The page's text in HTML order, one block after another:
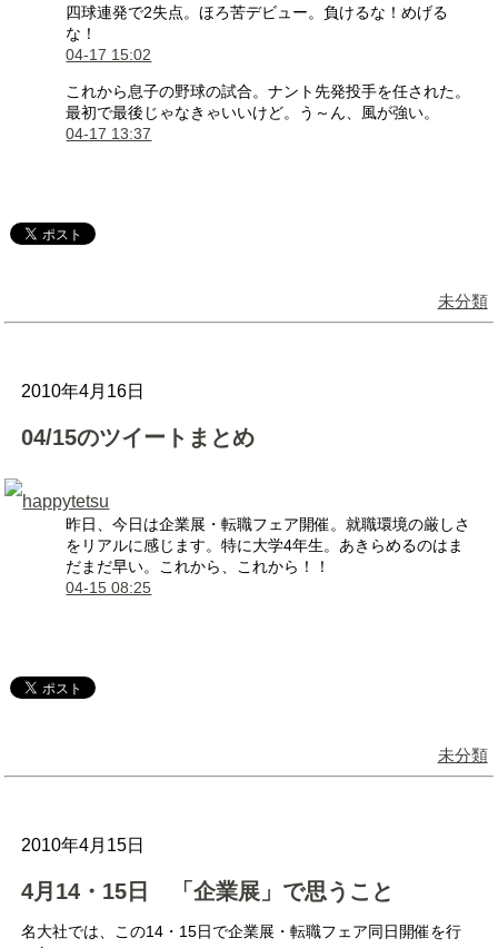
四球連発で2失点。ほろ苦デビュー。負けるな！めげる
な！
04-17 15:02
これから息子の野球の試合。ナント先発投手を任された。
最初で最後じゃなきゃいいけど。う～ん、風が強い。
04-17 13:37
未分類
2010年4月16日
04/15のツイートまとめ
happytetsu
昨日、今日は企業展・転職フェア開催。就職環境の厳しさ
をリアルに感じます。特に大学4年生。あきらめるのはま
だまだ早い。これから、これから！！
04-15 08:25
未分類
2010年4月15日
4月14・15日 「企業展」で思うこと
名大社では、この14・15日で企業展・転職フェア同日開催を行